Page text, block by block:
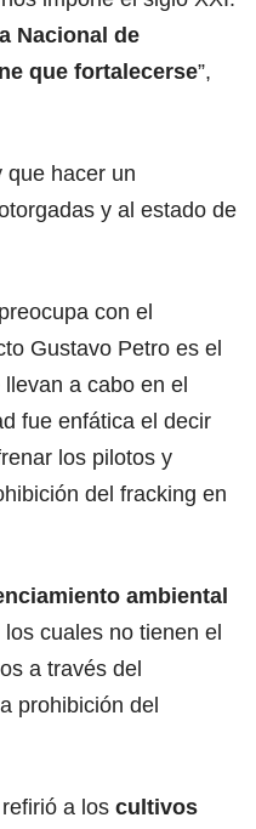
Nacional de
que fortalecerse”,
que hacer un
y al estado de
con el
Gustavo Petro es el
a cabo en el
fue enfática el decir
los pilotos y
del fracking en
ambiental
los cuales no tienen el
a través del
prohibición del
a los cultivos